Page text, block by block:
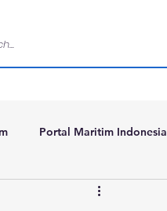
Portal Maritim Indonesia